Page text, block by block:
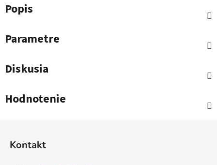
Popis
Parametre
Diskusia
Hodnotenie
Kontakt